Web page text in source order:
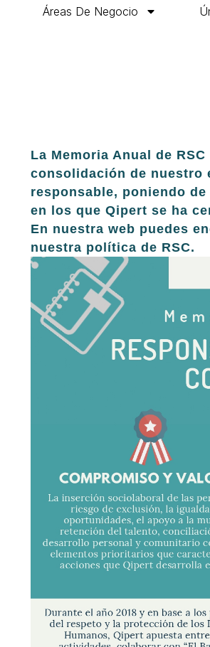
Áreas De Negocio
La Memoria Anual de
consolidación de nuestro
responsable, poniendo
en los que Qipert se ha
En nuestra web puedes
nuestra política de RSC.